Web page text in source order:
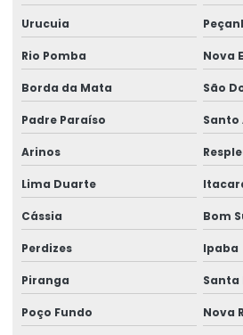
Talha Fixa Aço Carbono Preço
Talha Fixa Cinta Industrial
Talha Fixa De Cabo De Aço
Talha Fixa Duplaviga Para Indústrias
Talha Fixa Para Cargas Extrema
Talha Fixa Para Indústria Pesada
Talha Fixa Para Projetos De Engenharia
Talha Motorizada Para Pontes
Talha Nova Com Inversor De
Urucuia
Rio Pomba Nova
Borda da Mata São
Padre Paraíso Santo
Arinos
Lima Duarte
Cássia Bom
Perdizes Ipaba
Piranga
Poço Fundo Nova